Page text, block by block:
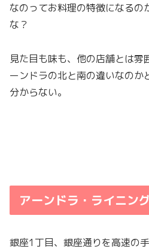
なのってお料理の特徴になる
な？
見た目も味も、他の店舗とは雰
ーンドラの北と南の違いなのか
分からない。
アーンドラ・ライニン
銀座1丁目、銀座通りを高速の